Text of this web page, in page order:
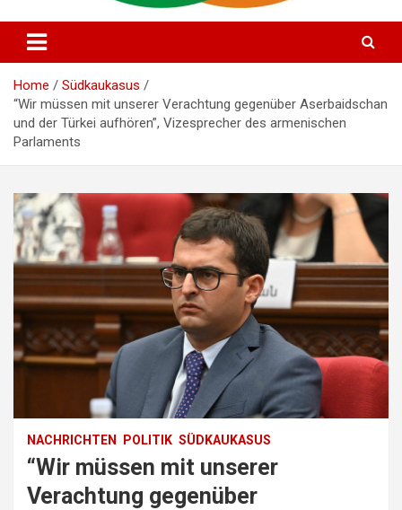
Deutsch Aserbaidschanisches
Kulturhaus e.V
Home
Südkaukasus
“Wir müssen mit unserer Verachtung gegenüber Aserbaidschan
und der Türkei aufhören”, Vizesprecher des armenischen
Parlaments
NACHRICHTEN POLITIK SÜDKAUKASUS
“Wir müssen mit unserer
Verachtung gegenüber